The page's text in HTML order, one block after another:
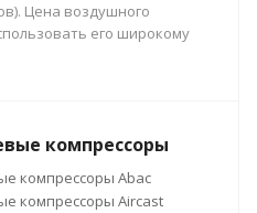
Цена воздушного
его широкому
компрессоры
компрессоры Abac
компрессоры Aircast